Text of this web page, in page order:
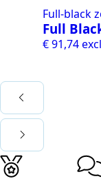
Full-black
Full
€91,74